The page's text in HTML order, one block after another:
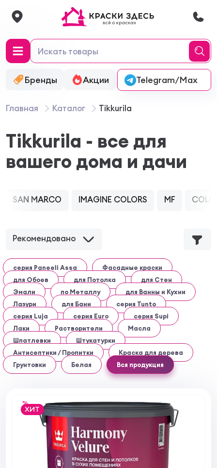
Бренды Акции Онлайн-колеровка
Telegram/Max
Главная Каталог Tikkurila
Tikkurila - все для
вашего дома и дачи
Рекомендовано
серия Paneeli Assa
Фасадные краски
для Обоев
для Потолка
для Стен
Эмали
по Металлу
для Ванны и Кухни
Лазури
для Бани
серия Tunto
серия Luja
серия Euro
серия Supi
Лаки
Растворители
Масла
Шпатлевки
Штукатурки
Антисептики / Пропитки
Краска для дерева
Грунтовки
Белая Вся продукция
%
ХИТ
SAN MARCO IMAGINE COLORS MF